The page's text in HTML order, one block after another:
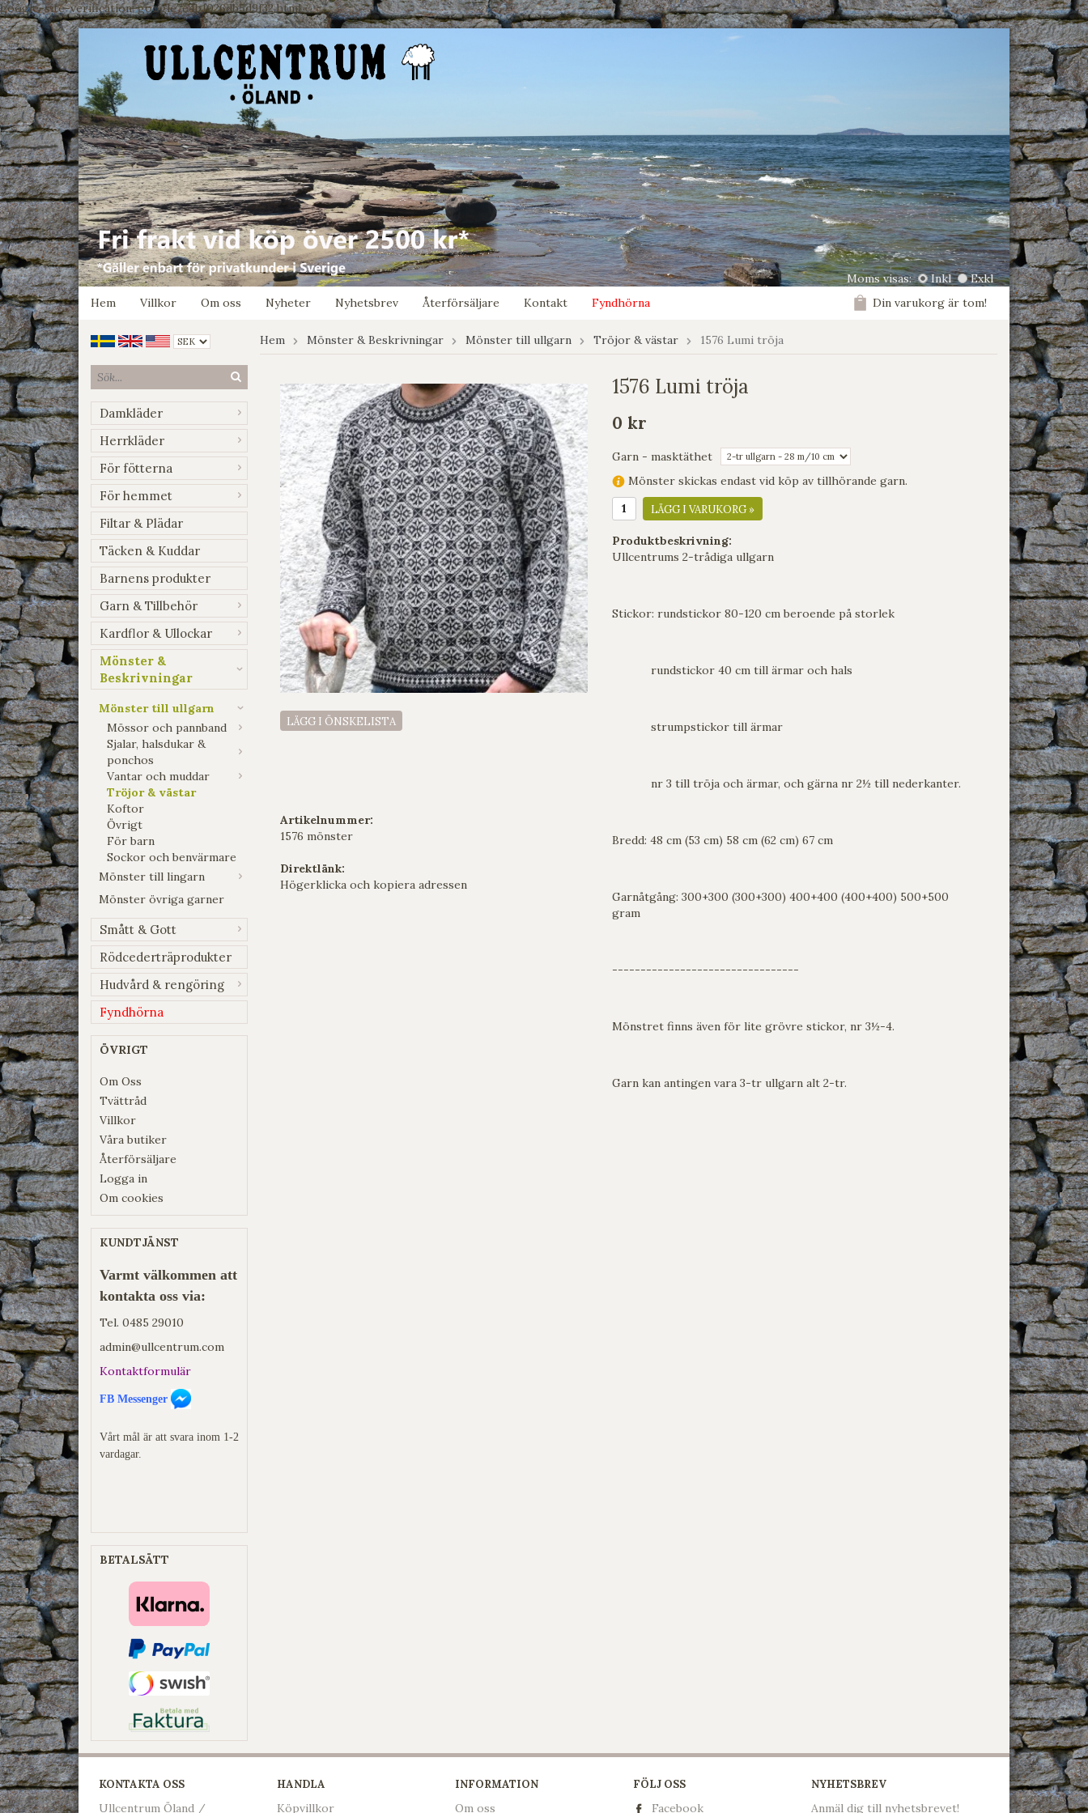
google-site-verification: google7e4b1026db5d9f32.html
Moms visas: Inkl
Exkl
Hem
Villkor Om oss Nyheter Nyhetsbrev Återförsäljare Kontakt Fyndhörna Din varukorg är tom!
Damkläder
Herrkläder
För fötterna
För hemmet
Filtar & Plädar
Täcken & Kuddar
Barnens produkter
Garn & Tillbehör
Kardflor & Ullockar
Mönster &
Beskrivningar
Mönster till ullgarn
Mössor och pannband
Sjalar, halsdukar &
ponchos
Vantar och muddar
Tröjor & västar
Koftor
Övrigt
För barn
Sockor och benvärmare
Mönster till lingarn
Mönster övriga garner
Smått & Gott
Rödcederträprodukter
Hudvård & rengöring
Fyndhörna
ÖVRIGT
Om Oss
Tvättråd
Villkor
Våra butiker
Återförsäljare
Logga in
Om cookies
KUNDTJÄNST
Varmt välkommen att
kontakta oss via:
Tel. 0485 29010
admin@ullcentrum.com
Kontaktformulär
FB Messenger
Vårt mål är att svara inom 1-2
vardagar.
BETALSÄTT
Hem Mönster & Beskrivningar Mönster till ullgarn Tröjor & västar 1576 Lumi tröja
LÄGG I ÖNSKELISTA
Artikelnummer:
1576 mönster
Direktlänk:
Högerklicka och kopiera adressen
1576 Lumi tröja
0 kr
Garn - masktäthet
Mönster skickas endast vid köp av tillhörande garn.
LÄGG I VARUKORG »
Produktbeskrivning:
Ullcentrums 2-trådiga ullgarn
Stickor: rundstickor 80-120 cm beroende på storlek
rundstickor 40 cm till ärmar och hals
strumpstickor till ärmar
nr 3 till tröja och ärmar, och gärna nr 2½ till nederkanter.
Bredd: 48 cm (53 cm) 58 cm (62 cm) 67 cm
Garnåtgång: 300+300 (300+300) 400+400 (400+400) 500+500
gram
---------------------------------
Mönstret finns även för lite grövre stickor, nr 3½-4.
Garn kan antingen vara 3-tr ullgarn alt 2-tr.
KONTAKTA OSS
Ullcentrum Öland /
HANDLA
Köpvillkor
INFORMATION
Om oss
FÖLJ OSS
Facebook
NYHETSBREV
Anmäl dig till nyhetsbrevet!